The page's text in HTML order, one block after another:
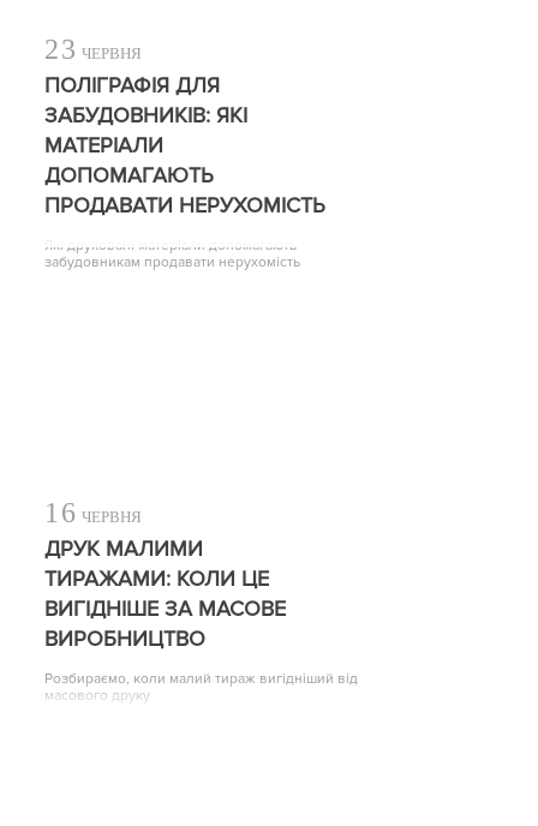
23 ЧЕРВНЯ
ПОЛІГРАФІЯ ДЛЯ
ЗАБУДОВНИКІВ: ЯКІ
МАТЕРІАЛИ
ДОПОМАГАЮТЬ
ПРОДАВАТИ НЕРУХОМІСТЬ
Які друковані матеріали допомагають
забудовникам продавати нерухомість
16 ЧЕРВНЯ
ДРУК МАЛИМИ
ТИРАЖАМИ: КОЛИ ЦЕ
ВИГІДНІШЕ ЗА МАСОВЕ
ВИРОБНИЦТВО
Розбираємо, коли малий тираж вигідніший від
масового друку